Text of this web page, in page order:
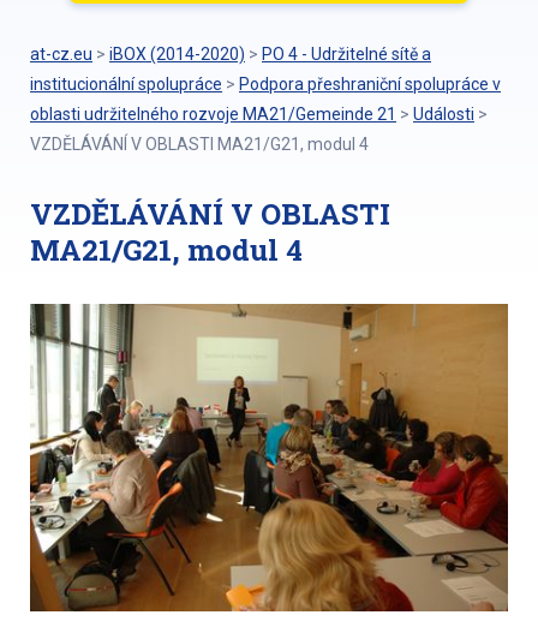
at-cz.eu > iBOX (2014-2020) > PO 4 - Udržitelné sítě a
institucionální spolupráce > Podpora přeshraniční spolupráce v
oblasti udržitelného rozvoje MA21/Gemeinde 21 > Události >
VZDĚLÁVÁNÍ V OBLASTI MA21/G21, modul 4
VZDĚLÁVÁNÍ V OBLASTI
MA21/G21, modul 4